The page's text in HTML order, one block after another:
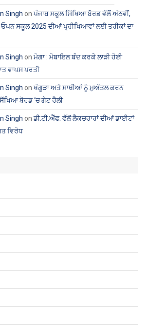
Singh onਪੰਜਾਬ ਸਕੂਲ ਸਿੱਖਿਆ ਬੋਰਡ ਵੱਲੋਂ ਅੱਠਵੀਂ,
ਓਪਨ ਸਕੂਲ 2025 ਦੀਆਂ ਪ੍ਰੀਖਿਆਵਾਂ ਲਈ ਤਰੀਕਾਂ ਦਾ
Singh on ਮੋਗਾ : ਮੋਬਾਇਲ ਬੰਦ ਕਰਕੇ ਲਾੜੀ ਹੋਈ
ਵਾਪਸ ਪਰਤੀ
Singh onਖੰਗੂੜਾ ਅਤੇ ਸਾਥੀਆਂ ਨੂੰ ਮੁਅੱਤਲ ਕਰਨ
ਬੋਰਡ ‘ਚ ਗੇਟ ਰੈਲੀ
Singh onਡੀ.ਟੀ.ਐੱਫ. ਵੱਲੋਂ ਲੈਕਚਰਾਰਾਂ ਦੀਆਂ ਡਾਈਟਾਂ
ਵਿਰੋਧ